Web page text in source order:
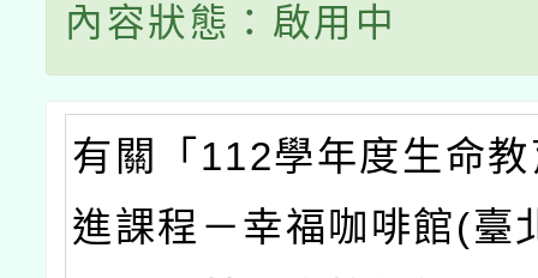
內容狀態：啟用中
有關「112學年度生命
進課程－幸福咖啡館(臺